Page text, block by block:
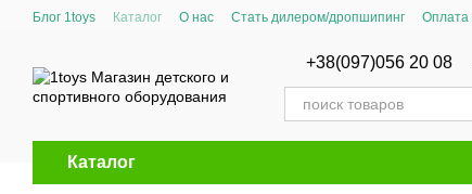
Перейти к основному контенту
Блог 1toys Каталог О нас Стать дилером/дропшипинг Оплата
+38(097)056 20 08
Каталог